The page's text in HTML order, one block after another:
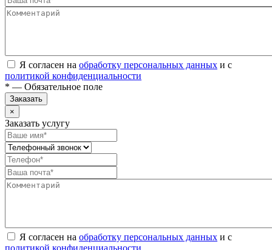
Я согласен на обработку персональных данных и с
политикой конфиденциальности
* — Обязательное поле
Заказать
×
Заказать услугу
Я согласен на обработку персональных данных и с